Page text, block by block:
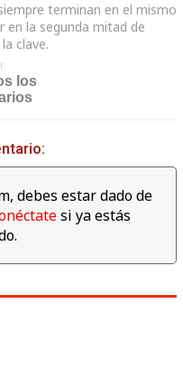
terminan en el mismo
en la segunda mitad de
clave.
los
debes estar dado de
si ya estás